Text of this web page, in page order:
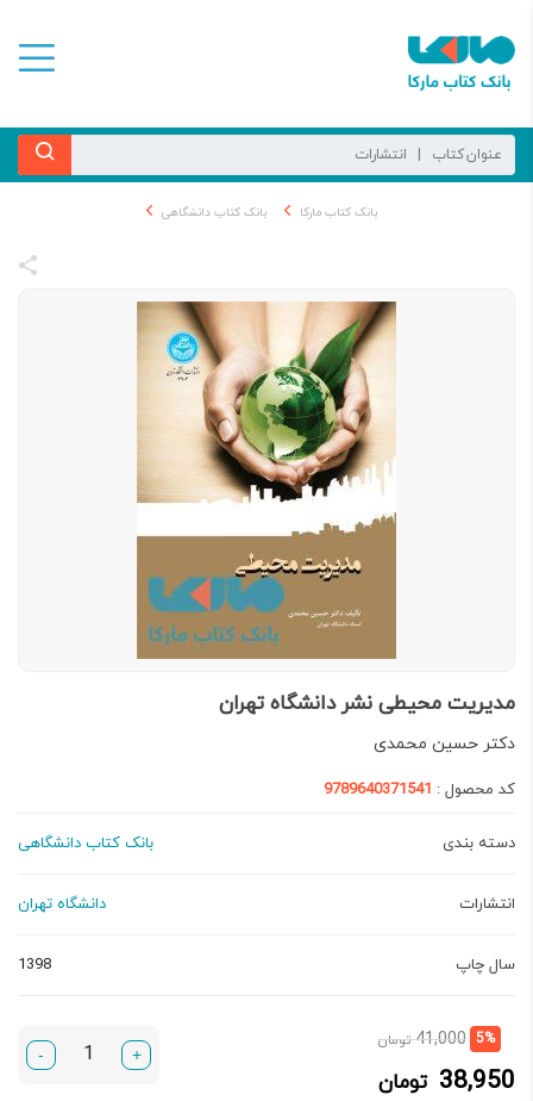
بانک کتاب مارکا بانک کتاب دانشگاهی
مدیریت محیطی نشر دانشگاه تهران
دکتر حسین محمدی
کد محصول : 9789640371541
دسته بندی بانک کتاب دانشگاهی
انتشارات دانشگاه تهران
سال چاپ 1398
5%
41,000 تومانقیمت
38,950 تومان
قیمت
38,950 تومان.
+
-